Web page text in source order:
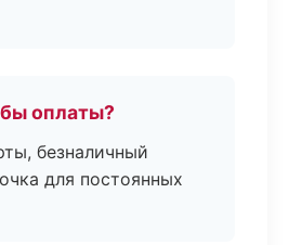
оплаты?
безналичный
для постоянных